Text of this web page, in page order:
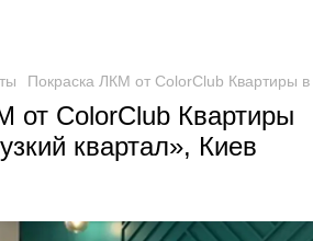
Покраска ЛКМ от ColorClub Квартиры
от ColorClub Квартиры
квартал», Киев